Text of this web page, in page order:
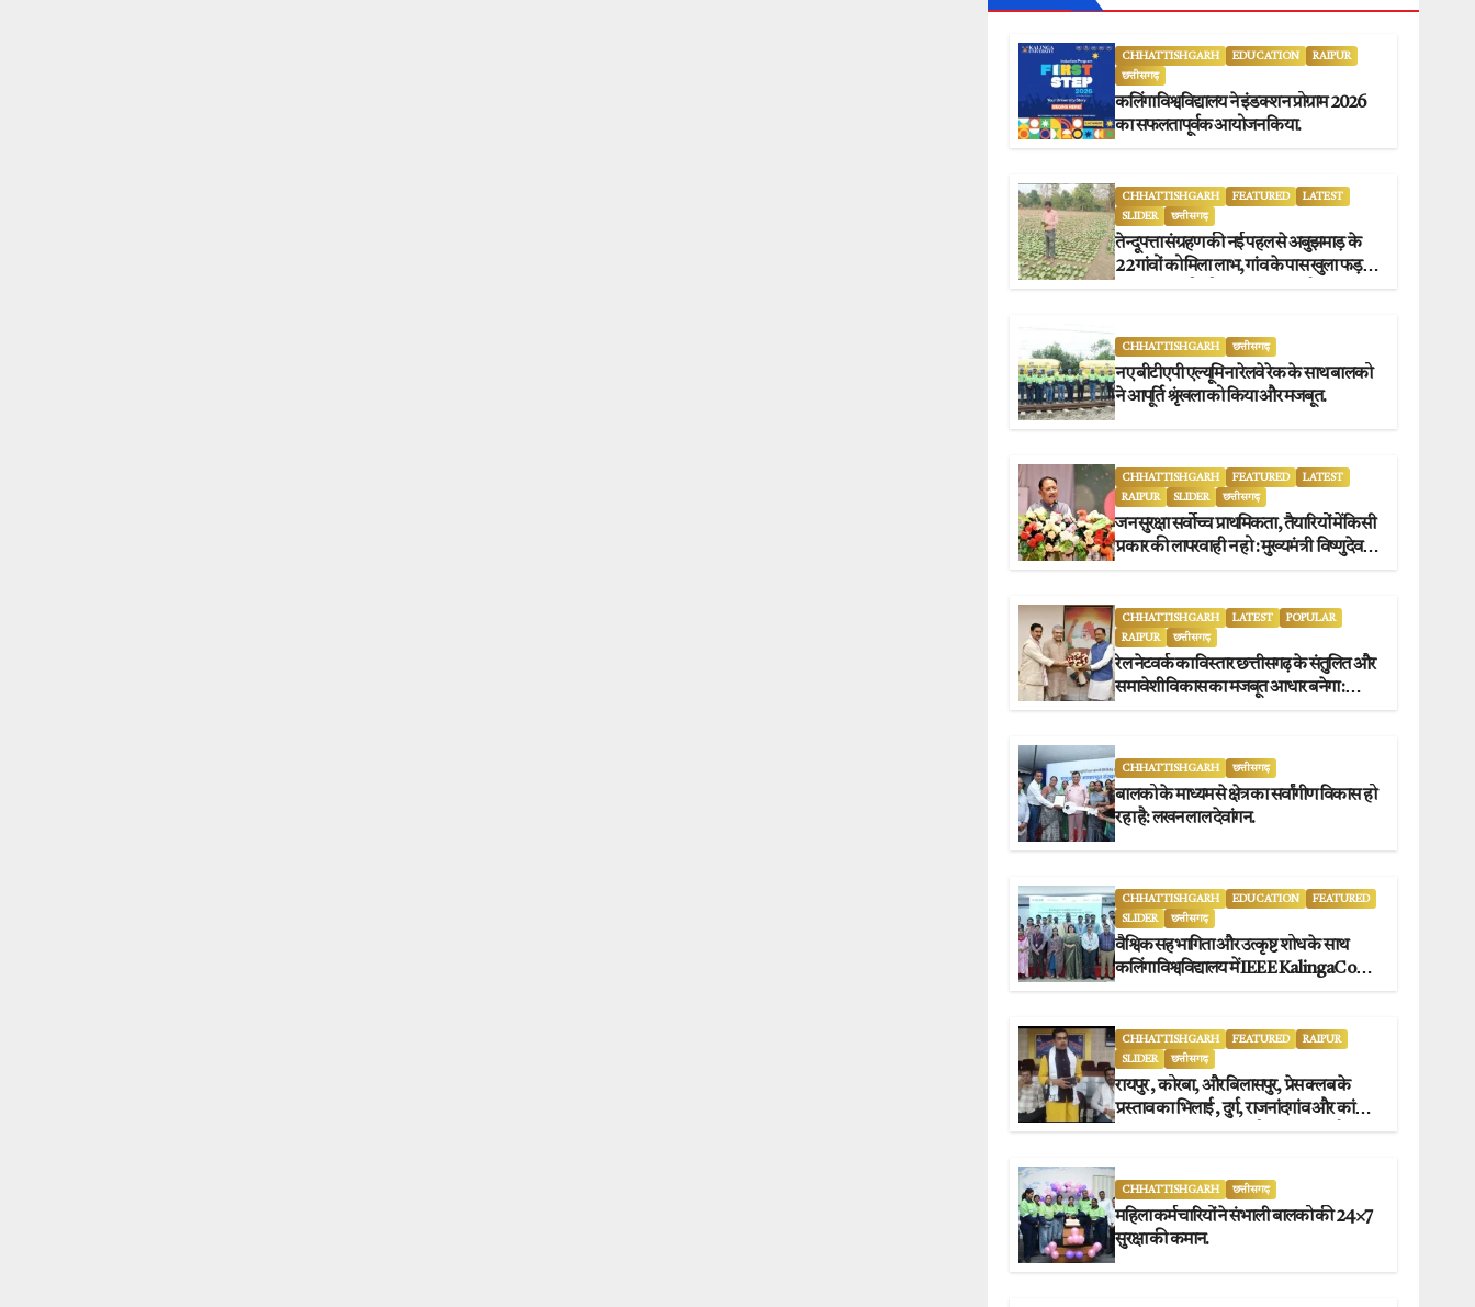
CHHATTISHGARH EDUCATION
RAIPUR
छत्तीसगढ़
कलिंगा विश्वविद्यालय ने इंडक्शन प्रोग्राम 2026
का सफलतापूर्वक आयोजन किया.
CHHATTISHGARH FEATURED
LATEST
SLIDER
छत्तीसगढ़
तेन्दूपत्ता संग्रहण की नई पहल से अबुझमाड़ के
22 गांवों को मिला लाभ, गांव के पास खुला फड़,
CHHATTISHGARH छत्तीसगढ़
नए बीटीएपी एल्यूमिना रेलवे रेक के साथ बालको
ने आपूर्ति श्रृंखला को किया और मजबूत.
CHHATTISHGARH FEATURED
LATEST
RAIPUR
SLIDER छत्तीसगढ़
जन सुरक्षा सर्वोच्च प्राथमिकता, तैयारियों में किसी
प्रकार की लापरवाही न हो : मुख्यमंत्री विष्णुदेव
CHHATTISHGARH LATEST
POPULAR
RAIPUR
छत्तीसगढ़
रेल नेटवर्क का विस्तार छत्तीसगढ़ के संतुलित और
समावेशी विकास का मजबूत आधार बनेगा :
CHHATTISHGARH छत्तीसगढ़
बालको के माध्यम से क्षेत्र का सर्वांगीण विकास हो
रहा है: लखन लाल देवांगन.
CHHATTISHGARH EDUCATION
FEATURED
SLIDER
छत्तीसगढ़
वैश्विक सहभागिता और उत्कृष्ट शोध के साथ
कलिंगा विश्वविद्यालय में IEEE KalingaConf
CHHATTISHGARH FEATURED
RAIPUR
SLIDER
छत्तीसगढ़
रायपुर , कोरबा, और बिलासपुर, प्रेस क्लब के
प्रस्ताव का भिलाई , दुर्ग, राजनांदगांव और कांकेर
CHHATTISHGARH छत्तीसगढ़
महिला कर्मचारियों ने संभाली बालको की 24×7
सुरक्षा की कमान.